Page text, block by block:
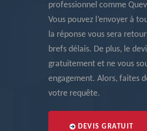
professionnel comme
Vous pouvez l’envoyer à
la réponse vous sera
brefs délais. De plus, le
gratuitement et ne vous
engagement. Alors, faites
votre requête.
DEVIS GRATUIT